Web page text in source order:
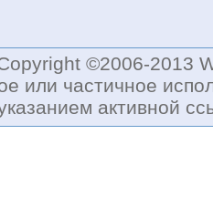
©2006-2013
или частичное
активной